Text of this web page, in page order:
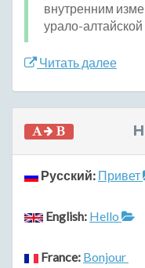
внутренним
урало-
Читать далее
Русский: Привет
English: Hello
France: Bonjour